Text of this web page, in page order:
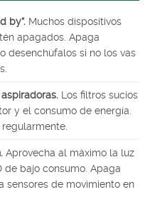
by”. Muchos dispositivos
apagados. Apaga
desenchúfalos si no los vas
Los filtros sucios
y el consumo de energía.
Aprovecha al máximo la luz
de bajo consumo. Apaga
sensores de movimiento en